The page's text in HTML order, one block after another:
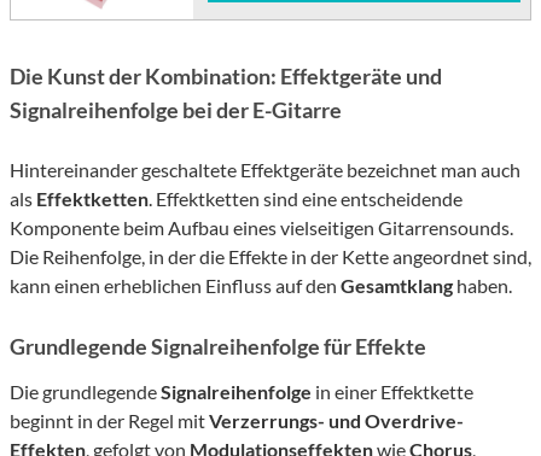
Die Kunst der Kombination: Effektgeräte und
Signalreihenfolge bei der E-Gitarre
Hintereinander geschaltete Effektgeräte bezeichnet man auch
als Effektketten . Effektketten sind eine entscheidende
Komponente beim Aufbau eines vielseitigen Gitarrensounds.
Die Reihenfolge, in der die Effekte in der Kette angeordnet sind,
kann einen erheblichen Einfluss auf den Gesamtklang haben.
Grundlegende Signalreihenfolge für Effekte
Die grundlegendeSignalreihenfolge in einer Effektkette
beginnt in der Regel mitVerzerrungs- und Overdrive-
Effekten , gefolgt von ModulationseffektenwieChorus